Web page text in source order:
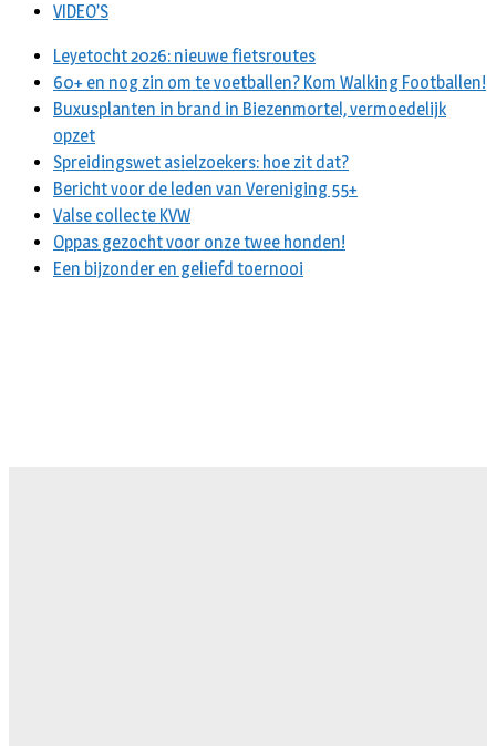
VIDEO’S
Leyetocht 2026: nieuwe fietsroutes
60+ en nog zin om te voetballen? Kom Walking Footballen!
Buxusplanten in brand in Biezenmortel, vermoedelijk
opzet
Spreidingswet asielzoekers: hoe zit dat?
Bericht voor de leden van Vereniging 55+
Valse collecte KVW
Oppas gezocht voor onze twee honden!
Een bijzonder en geliefd toernooi